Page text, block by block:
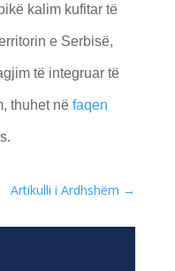
kalim kufitar të
e Serbisë,
të integruar të
thuhet në faqen
Artikulli i Ardhshëm →